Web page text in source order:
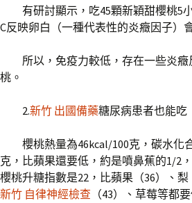
有研討顯示，吃45顆新穎甜櫻桃5
C反映卵白（一種代表性的炎癥因子）
所以，免疫力較低，存在一些炎
桃。
2.新竹 出國備藥糖尿病患者也能吃
櫻桃熱量為46kcal/100克，碳水化
克，比蘋果還要低，約是噴鼻蕉的1/2
櫻桃升糖指數是22，比蘋果（36）、梨
新竹 自律神經檢查 （43）、草莓等都